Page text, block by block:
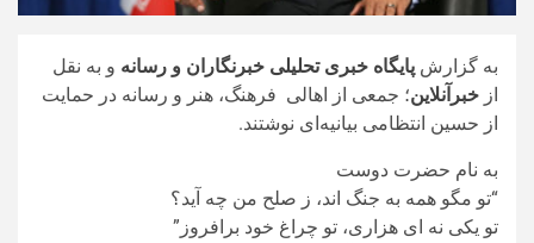
به گزارش پایگاه خبری تحلیلی خبرنگاران و رسانه و به نقل
از خبرآنلاین؛ جمعی از اهالی فرهنگ، هنر و رسانه در حمایت
از حسین انتظامی بیانیه‌ای نوشتند.
به نام حضرت دوست
“تو مگو همه به جنگ اند، ز صلح من چه آید؟
تو یکی نه ای هزاری، تو چراغ خود برافروز”